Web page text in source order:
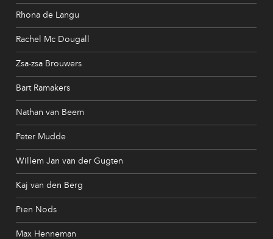
Rhona de Langu
Rachel Mc Dougall
Zsa-zsa Brouwers
Bart Ramakers
Nathan van Beem
Peter Mudde
Willem Jan van der Gugten
Kaj van den Berg
Pien Nods
Max Henneman